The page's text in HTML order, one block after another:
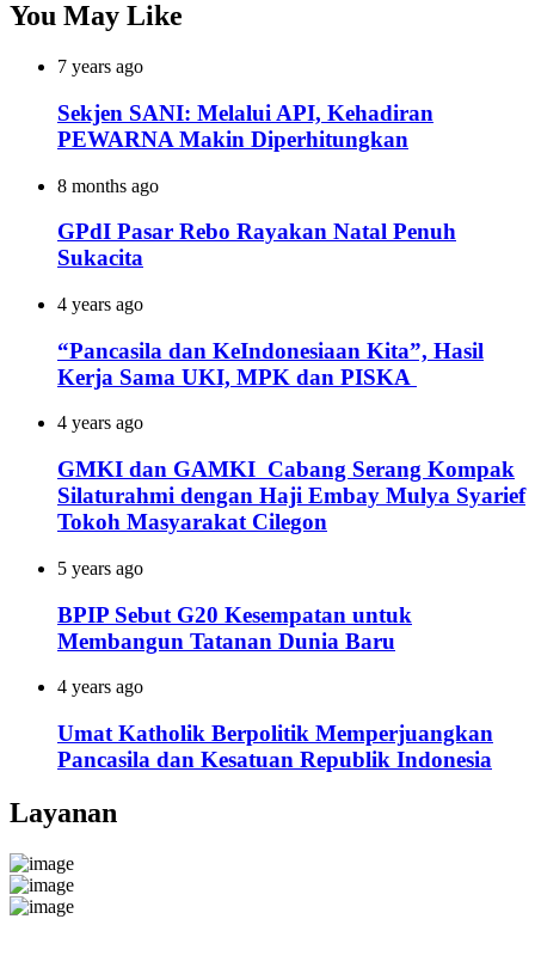
You May Like
7 years ago
Sekjen SANI: Melalui API, Kehadiran
PEWARNA Makin Diperhitungkan
8 months ago
GPdI Pasar Rebo Rayakan Natal Penuh
Sukacita
4 years ago
“Pancasila dan KeIndonesiaan Kita”, Hasil
Kerja Sama UKI, MPK dan PISKA
4 years ago
GMKI dan GAMKI Cabang Serang Kompak
Silaturahmi dengan Haji Embay Mulya Syarief
Tokoh Masyarakat Cilegon
5 years ago
BPIP Sebut G20 Kesempatan untuk
Membangun Tatanan Dunia Baru
4 years ago
Umat Katholik Berpolitik Memperjuangkan
Pancasila dan Kesatuan Republik Indonesia
Layanan